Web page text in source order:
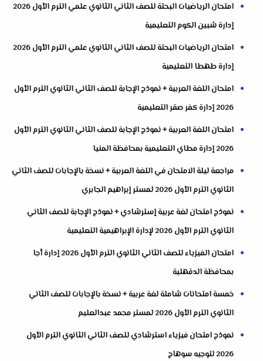
امتحان الرياضيات البحتة للصف الثاني الثانوي علمي الترم الأول 2026
إدارة شبين الكوم التعليمية
امتحان الرياضيات البحتة للصف الثاني الثانوي علمي الترم الأول 2026
إدارة طهطا التعليمية
امتحان اللغة العربية + نموذج الإجابة للصف الثاني الثانوي الترم الأول
2026 إدارة كفر صقر التعليمية
امتحان اللغة العربية + نموذج الإجابة للصف الثاني الثانوي الترم الأول
2026 إدارة مطاي التعليمية بمحافظة المنيا
مراجعة ليلة الامتحان في اللغة العربية + نسخة بالإجابات للصف الثاني
الثانوي الترم الأول 2026 لمستر إبراهيم الجابري
نموذج امتحان لغة عربية إسترشادي + نموذج الإجابة للصف الثاني
الثانوي الترم الأول 2026 لإدارة الإبراهيمية التعليمية
امتحان الفيزياء للصف الثاني الثانوي الترم الأول 2026 إدارة أجا
بمحافظة الدقهلية
خمسة امتحانات شاملة لغة عربية + نسخة بالإجابات للصف الثاني
الثانوي الترم الأول 2026 لمستر محمد عبدالعليم
نموذج امتحان فيزياء استرشادي للصف الثاني الثانوي الترم الأول
2026 لتوجيه سوهاج